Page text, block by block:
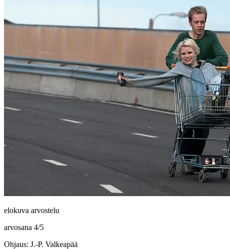
elokuva arvostelu
arvosana 4/5
Ohjaus: J.-P. Valkeapää